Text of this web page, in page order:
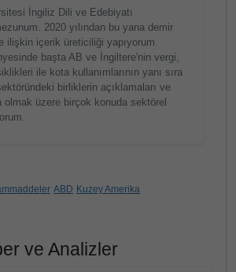
İngiliz Dili ve Edebiyatı
2020 yılından bu yana demir
ilişkin içerik üreticiliği yapıyorum.
başta AB ve İngiltere'nin vergi,
ile kota kullanımlarının yanı sıra
birliklerin açıklamaları ve
olmak üzere birçok konuda sektörel
ABD Kuzey Amerika
ve Analizler